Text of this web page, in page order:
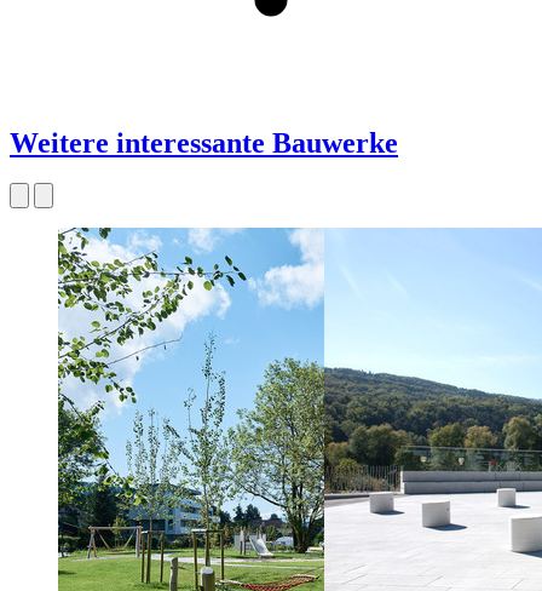
Weitere interessante Bauwerke